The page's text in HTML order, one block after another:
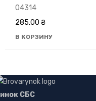
30, 8400 об/хв, GRANITE
04314
285,00 ₴
В КОРЗИНУ
СБС